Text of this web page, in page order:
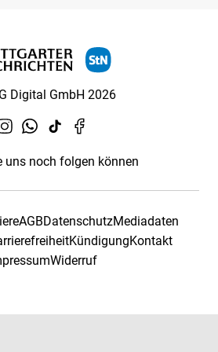
Digital GmbH 2026
uns noch folgen können
AGBDatenschutzMediadaten
KündigungKontakt
Widerruf